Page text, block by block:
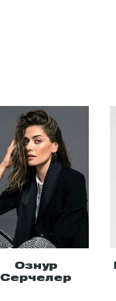
Ознур
Серчелер